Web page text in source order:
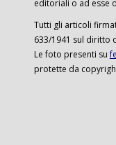
editoriali o ad esse
Tutti gli articoli
633/1941 sul diritto
Le foto presenti su
protette da